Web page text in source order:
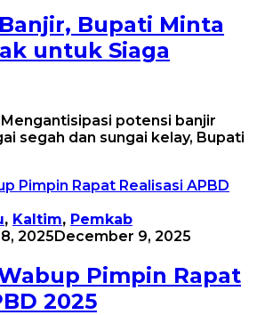
Bupati Minta
untuk Siaga
Mengantisipasi potensi banjir
segah dan sungai kelay, Bupati
, Kaltim, Pemkab
2025December 9, 2025
Pimpin Rapat
2025